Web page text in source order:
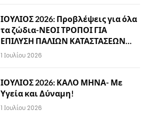
ΙΟΥΛΙΟΣ 2026: Προβλέψεις για όλα
τα ζώδια-ΝΕΟΙ ΤΡΟΠΟΙ ΓΙΑ
ΕΠΙΛΥΣΗ ΠΑΛΙΩΝ ΚΑΤΑΣΤΑΣΕΩΝ…
1 Ιουλίου 2026
ΙΟΥΛΙΟΣ 2026: ΚΑΛΟ ΜΗΝΑ- Με
Υγεία και Δύναμη!
1 Ιουλίου 2026